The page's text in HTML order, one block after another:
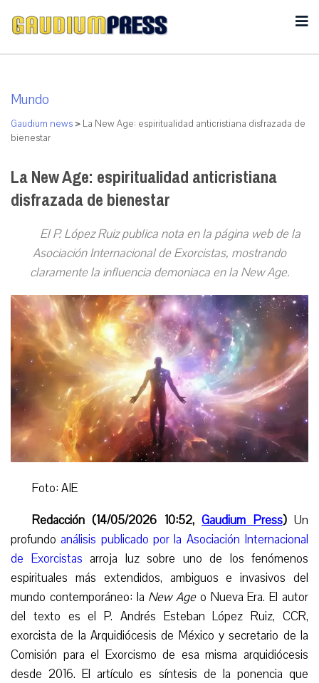
Mundo
Gaudium news > La New Age: espiritualidad anticristiana disfrazada de
bienestar
La New Age: espiritualidad anticristiana
disfrazada de bienestar
El P. López Ruiz publica nota en la página web de la
Asociación Internacional de Exorcistas, mostrando
claramente la influencia demoniaca en la New Age.
Foto: AIE
Redacción (14/05/2026 10:52,Gaudium Press)Un
profundoanálisis publicado por la Asociación Internacional
de Exorcistas arroja luz sobre uno de los fenómenos
espirituales más extendidos, ambiguos e invasivos del
mundo contemporáneo: la New Ageo Nueva Era. El autor
del texto es el P. Andrés Esteban López Ruiz, CCR,
exorcista de la Arquidiócesis de México y secretario de la
Comisión para el Exorcismo de esa misma arquidiócesis
desde 2016. El artículo es síntesis de la ponencia que